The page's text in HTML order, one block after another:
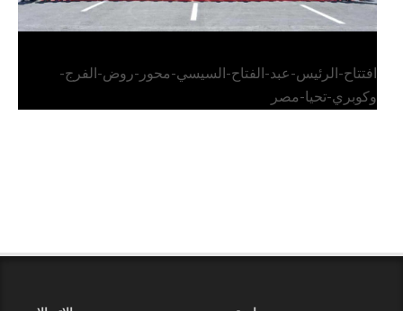
افتتاح-الرئيس-عبد-الفتاح-السيسي-محور-روض-الفرج-
وكوبري-تحيا-مصر